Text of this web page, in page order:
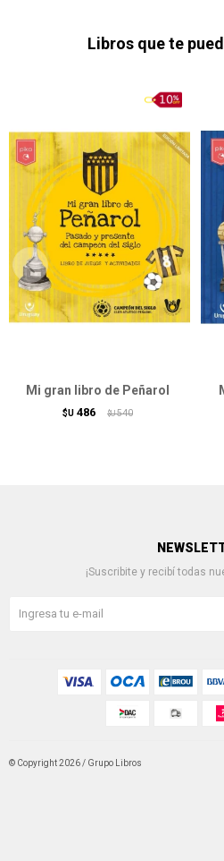
Libros que te
Mi gran libro de Peñarol
$U 486 $U 540
¡Suscribite y recibí todas
© Copyright 2026 / Grupo Libros